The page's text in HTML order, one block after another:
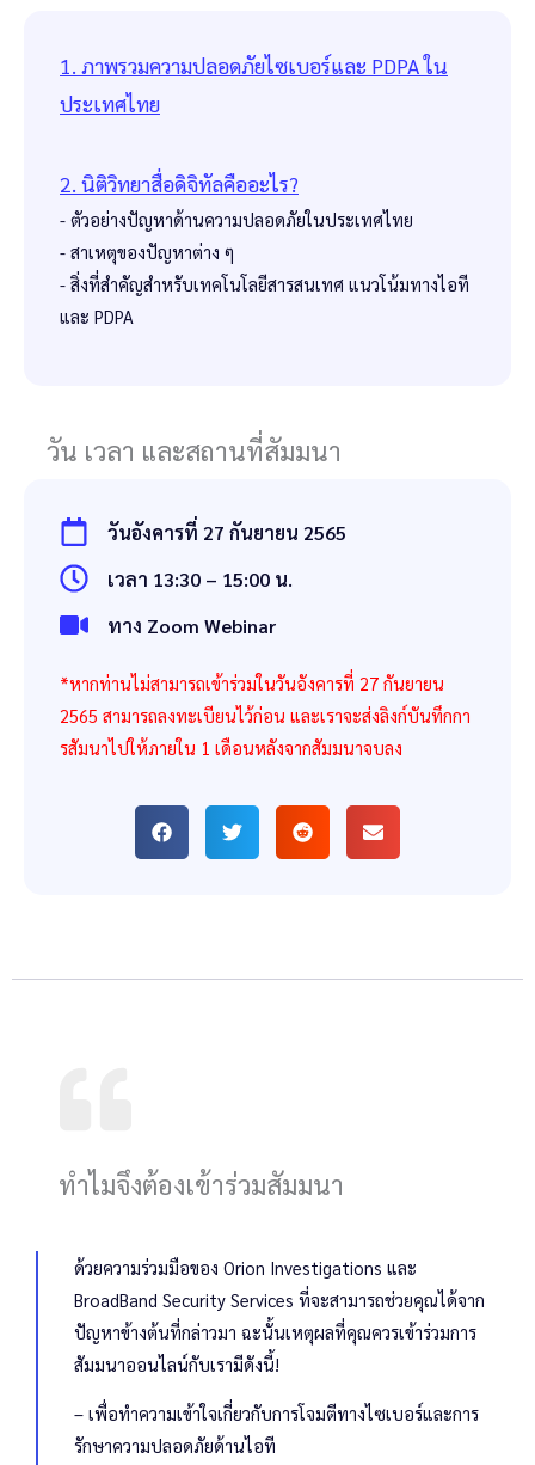
1. ภาพรวมความปลอดภัยไซเบอร์และ PDPA ใน
ประเทศไทย
2. นิติวิทยาสื่อดิจิทัลคืออะไร?
- ตัวอย่างปัญหาด้านความปลอดภัยในประเทศไทย
- สาเหตุของปัญหาต่าง ๆ
- สิ่งที่สำคัญสำหรับเทคโนโลยีสารสนเทศ แนวโน้มทางไอที
และ PDPA
วัน เวลา และสถานที่สัมมนา
วันอังคารที่ 27 กันยายน 2565
เวลา 13:30 – 15:00 น.
ทาง Zoom Webinar
*หากท่านไม่สามารถเข้าร่วมในวันอังคารที่ 27 กันยายน
2565 สามารถลงทะเบียนไว้ก่อน และเราจะส่งลิงก์บันทึกกา
รสัมนาไปให้ภายใน 1 เดือนหลังจากสัมมนาจบลง
ทำไมจึงต้องเข้าร่วมสัมมนา
ด้วยความร่วมมือของ Orion Investigations และ
BroadBand Security Services ที่จะสามารถช่วยคุณได้จาก
ปัญหาข้างต้นที่กล่าวมา ฉะนั้นเหตุผลที่คุณควรเข้าร่วมการ
สัมมนาออนไลน์กับเรามีดังนี้!
– เพื่อทำความเข้าใจเกี่ยวกับการโจมตีทางไซเบอร์และการ
รักษาความปลอดภัยด้านไอที